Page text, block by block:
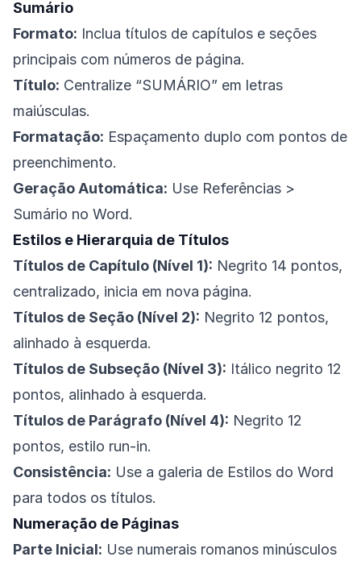
Sumário
Formato: Inclua títulos de capítulos e seções
principais com números de página.
Título: Centralize “SUMÁRIO” em letras
maiúsculas.
Formatação: Espaçamento duplo com pontos de
preenchimento.
Geração Automática: Use Referências >
Sumário no Word.
Estilos e Hierarquia de Títulos
Títulos de Capítulo (Nível 1): Negrito 14 pontos,
centralizado, inicia em nova página.
Títulos de Seção (Nível 2): Negrito 12 pontos,
alinhado à esquerda.
Títulos de Subseção (Nível 3): Itálico negrito 12
pontos, alinhado à esquerda.
Títulos de Parágrafo (Nível 4): Negrito 12
pontos, estilo run-in.
Consistência: Use a galeria de Estilos do Word
para todos os títulos.
Numeração de Páginas
Parte Inicial: Use numerais romanos minúsculos